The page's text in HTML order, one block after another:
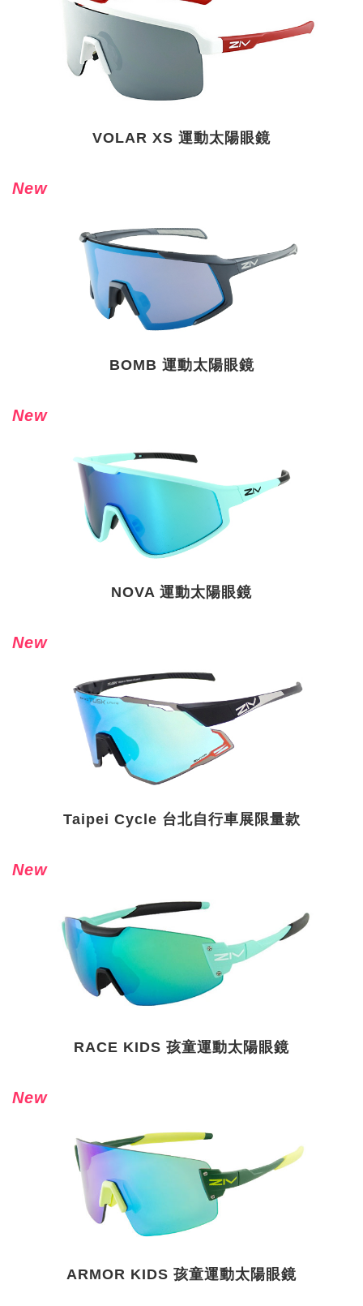
VOLAR XS 運動太陽眼鏡
New
BOMB 運動太陽眼鏡
New
NOVA 運動太陽眼鏡
New
Taipei Cycle 台北自行車展限量款
New
RACE KIDS 孩童運動太陽眼鏡
New
ARMOR KIDS 孩童運動太陽眼鏡